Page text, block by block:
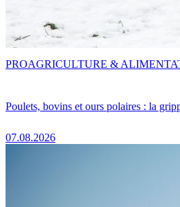
Poulets, bovins et ours polaires : la
07.08.2026
PROAGRICULTURE &